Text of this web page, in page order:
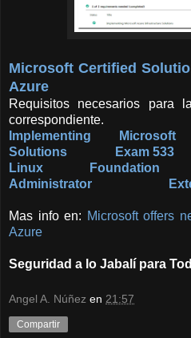
Microsoft Certified
Azure
Requisitos necesarios para
correspondiente.
Implementing
Solutions
Exam 533
Linux Foundation
Administrator
Mas info en: Microsoft offers
Azure
Seguridad a lo Jabalí para
Angel A. Núñez en 21:57
Compartir